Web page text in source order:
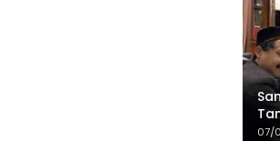
07/